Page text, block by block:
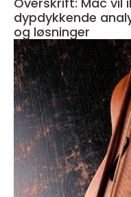
dypdykkende
og løsninger